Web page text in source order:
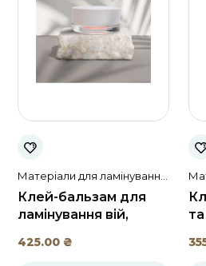
Матеріали для ламінування
вій та брів
Клей-бальзам для
ламінування вій,
425.00₴